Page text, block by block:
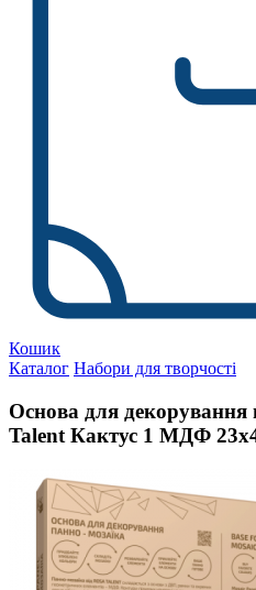
Кошик
Каталог Набори для творчості
Основа для декорування
Talent Кактус 1 МДФ